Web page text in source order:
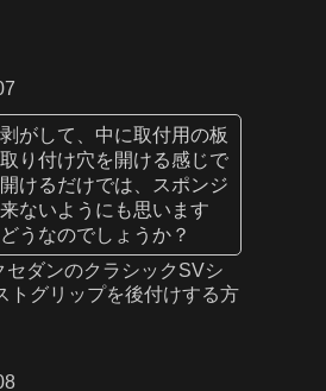
がして、中に取付用の板
り付け穴を開ける感じで
けるだけでは、スポンジ
ないようにも思います
うなのでしょうか？
セダンのクラシックSVシ
トグリップを後付けする方